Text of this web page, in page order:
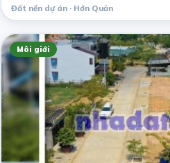
Đất nền dự án · Hớn Quản
Môi giới